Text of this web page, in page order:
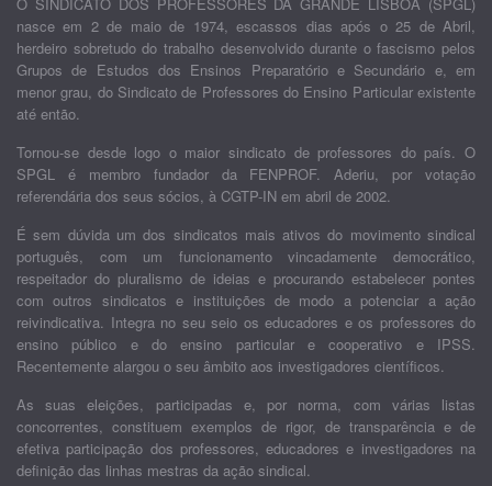
nasce em 2 de maio de 1974, escassos dias após o 25 de Abril,
herdeiro sobretudo do trabalho desenvolvido durante o fascismo pelos
Grupos de Estudos dos Ensinos Preparatório e Secundário e, em
menor grau, do Sindicato de Professores do Ensino Particular existente
até então.
Tornou-se desde logo o maior sindicato de professores do país. O
SPGL é membro fundador da FENPROF. Aderiu, por votação
referendária dos seus sócios, à CGTP-IN em abril de 2002.
É sem dúvida um dos sindicatos mais ativos do movimento sindical
português, com um funcionamento vincadamente democrático,
respeitador do pluralismo de ideias e procurando estabelecer pontes
com outros sindicatos e instituições de modo a potenciar a ação
reivindicativa. Integra no seu seio os educadores e os professores do
ensino público e do ensino particular e cooperativo e IPSS.
Recentemente alargou o seu âmbito aos investigadores científicos.
As suas eleições, participadas e, por norma, com várias listas
concorrentes, constituem exemplos de rigor, de transparência e de
efetiva participação dos professores, educadores e investigadores na
definição das linhas mestras da ação sindical.